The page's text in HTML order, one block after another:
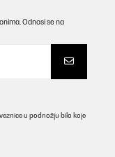
Odnosi se na
u podnožju bilo koje